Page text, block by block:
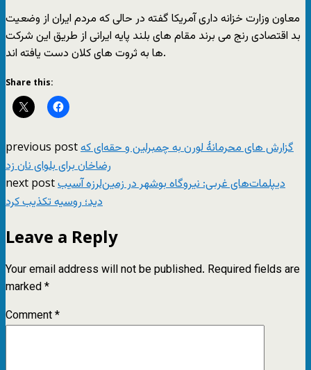
معاون وزارت خزانه داری آمریکا گفته در حالی که مردم ایران از وضعیت
بد اقتصادی رنج می برند مقام های بلند پایه ایرانی از طریق این شرکت
ها به ثروت های کلان دست یافته اند.
Share this:
previous postگزارش های محرمانۀ لورن به چمبرلین ‏و حقه‌ای كه
رضاخان برای بلوای نان زد
next postدیپلمات‌های غربی: نیروگاه بوشهر در زمین‌لرزه آسیب
دید؛ روسیه تکذیب کرد
Leave a Reply
Your email address will not be published. Required fields are
marked*
Comment*